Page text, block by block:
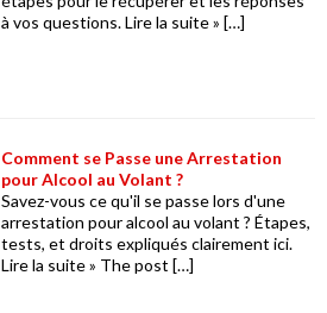
à vos questions. Lire la suite » […]
Comment se Passe une Arrestation
pour Alcool au Volant ?
Savez-vous ce qu'il se passe lors d'une
arrestation pour alcool au volant ? Étapes,
tests, et droits expliqués clairement ici.
Lire la suite » The post […]